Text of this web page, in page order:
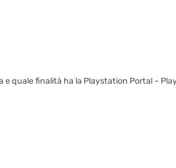
e quale finalità ha la Playstation Portal –